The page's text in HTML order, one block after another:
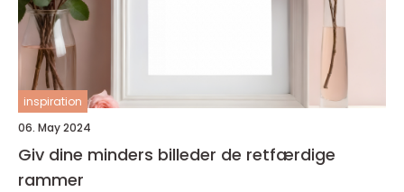
inspiration
06. May 2024
Giv dine minders billeder de retfærdige
rammer